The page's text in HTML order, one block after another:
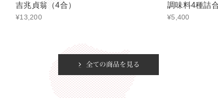
吉兆貞翁（4合）
¥13,200
調味料4種詰
¥5,400